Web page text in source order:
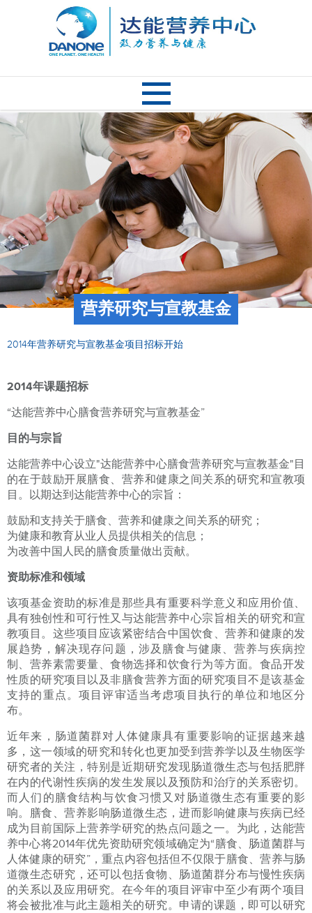
营养研究与宣教基金
2014年营养研究与宣教基金项目招标开始
2014年课题招标
“达能营养中心膳食营养研究与宣教基金”
目的与宗旨
达能营养中心设立"达能营养中心膳食营养研究与宣教基金"目
的在于鼓励开展膳食、营养和健康之间关系的研究和宣教项
目。以期达到达能营养中心的宗旨：
鼓励和支持关于膳食、营养和健康之间关系的研究；
为健康和教育从业人员提供相关的信息；
为改善中国人民的膳食质量做出贡献。
资助标准和领域
该项基金资助的标准是那些具有重要科学意义和应用价值、
具有独创性和可行性又与达能营养中心宗旨相关的研究和宣
教项目。这些项目应该紧密结合中国饮食、营养和健康的发
展趋势，解决现存问题，涉及膳食与健康、营养与疾病控
制、营养素需要量、食物选择和饮食行为等方面。食品开发
性质的研究项目以及非膳食营养方面的研究项目不是该基金
支持的重点。项目评审适当考虑项目执行的单位和地区分
布。
近年来，肠道菌群对人体健康具有重要影响的证据越来越
多，这一领域的研究和转化也更加受到营养学以及生物医学
研究者的关注，特别是近期研究发现肠道微生态与包括肥胖
在内的代谢性疾病的发生发展以及预防和治疗的关系密切。
而人们的膳食结构与饮食习惯又对肠道微生态有重要的影
响。膳食、营养影响肠道微生态，进而影响健康与疾病已经
成为目前国际上营养学研究的热点问题之一。为此，达能营
养中心将2014年优先资助研究领域确定为“膳食、肠道菌群与
人体健康的研究”，重点内容包括但不仅限于膳食、营养与肠
道微生态研究，还可以包括食物、肠道菌群分布与慢性疾病
的关系以及应用研究。在今年的项目评审中至少有两个项目
将会被批准与此主题相关的研究。申请的课题，即可以研究